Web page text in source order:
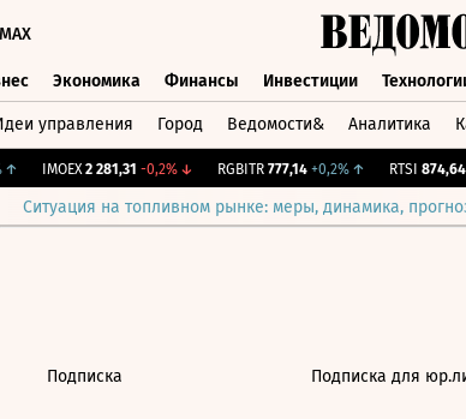
MAX
Экономика Финансы Инвестиции
управления Город Ведомости& Аналитика
IMOEX 2 281,31 -0,2%↓ RGBITR 777,14 +0,2%↑ RTSI 874,64 -
Ситуация на топливном рынке: меры, динамика,
Подписка Подписка для